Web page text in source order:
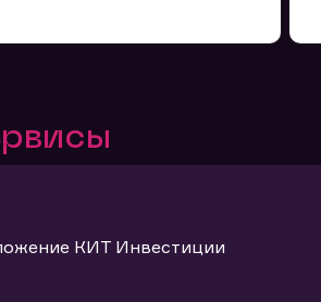
КИТ Инвестиции